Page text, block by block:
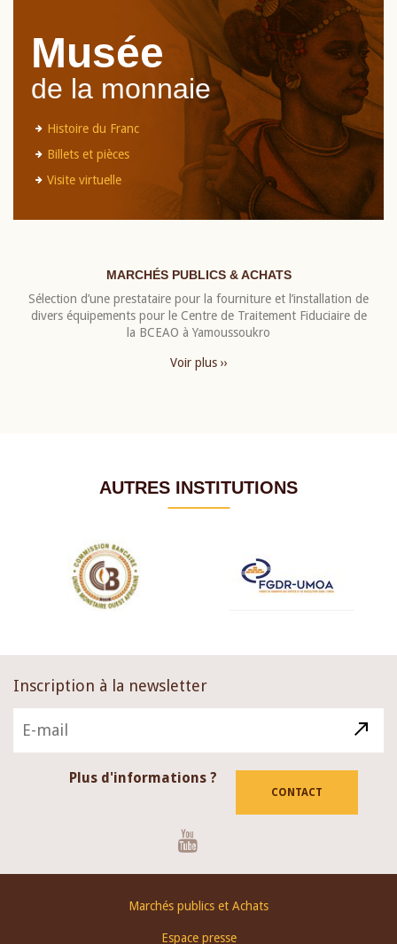
Musée
de la monnaie
Histoire du Franc
Billets et pièces
Visite virtuelle
MARCHÉS PUBLICS & ACHATS
Sélection d’une prestataire pour la fourniture et l’installation de
divers équipements pour le Centre de Traitement Fiduciaire de
la BCEAO à Yamoussoukro
Voir plus ››
AUTRES INSTITUTIONS
Inscription à la newsletter
Plus d'informations ?
CONTACT
Marchés publics et Achats
Espace presse